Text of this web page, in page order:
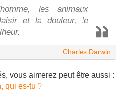
les animaux
et la douleur, le
Charles Darwin
vous aimerez peut être aussi :
qui es-tu ?